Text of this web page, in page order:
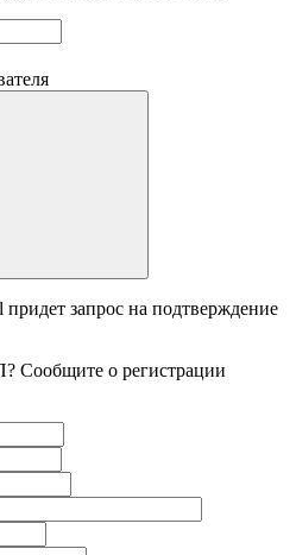
запрос на подтверждение
Сообщите о регистрации